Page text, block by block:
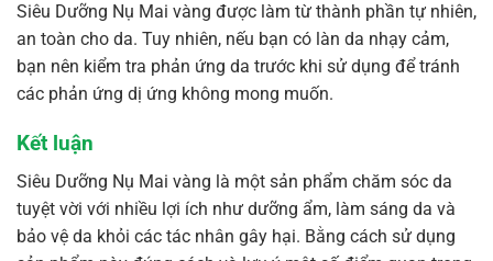
Siêu Dưỡng Nụ Mai vàng được làm từ thành phần tự nhiên,
an toàn cho da. Tuy nhiên, nếu bạn có làn da nhạy cảm,
bạn nên kiểm tra phản ứng da trước khi sử dụng để tránh
các phản ứng dị ứng không mong muốn.
Kết luận
Siêu Dưỡng Nụ Mai vàng là một sản phẩm chăm sóc da
tuyệt vời với nhiều lợi ích như dưỡng ẩm, làm sáng da và
bảo vệ da khỏi các tác nhân gây hại. Bằng cách sử dụng